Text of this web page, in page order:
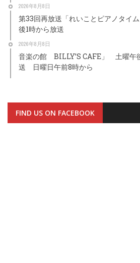
2026年8月8日
第33回再放送「れいことピアノタイ
後1時から放送
2026年8月8日
音楽の館 BILLY’S CAFE」 土曜午
送 日曜日午前8時から
FIND US ON FACEBOOK